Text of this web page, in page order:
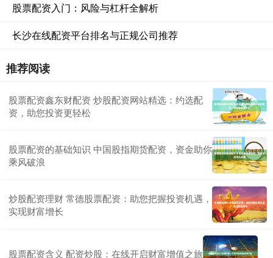
股票配资入门：风险与杠杆全解析
长沙在线配资平台排名与正规公司推荐
推荐阅读
股票配资鑫东财配资 炒股配资网站精选：约选配
资，助您投资更轻松
股票配资的基础知识 中国股指期货配资，资金助你
乘风破浪
炒股配资理财 常德股票配资：助您把握投资机遇，
实现财富增长
股票配资含义 配资炒股：在线开启财富增值之旅